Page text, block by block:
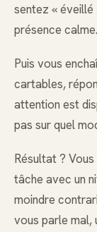
sentez « éveillé
présence calme.
Puis vous
cartables,
attention est
pas sur quel
Résultat ?
tâche avec un
moindre
vous parle mal,